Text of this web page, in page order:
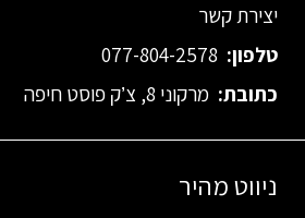
יצירת קשר
טלפון: 077-804-2578
כתובת: מרקוני 8, צ’ק פוסט חיפה
ניווט מהיר